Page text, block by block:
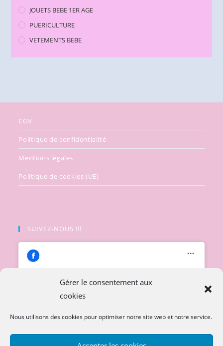
Gérer le consentement aux
cookies
Nous utilisons des cookies pour optimiser notre site web et notre service.
JOUETS BEBE 1ER AGE
PUERICULTURE
VETEMENTS BEBE
CGV
Politique de confidentialité
Mentions légales
Politique de cookies (UE)
SUIVEZ-NOUS !!!
marketing et activer ce contenu